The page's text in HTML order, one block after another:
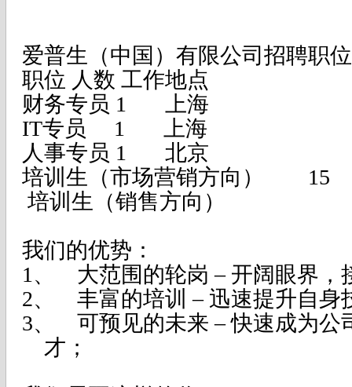
爱普生（中国）有限公司招聘职位
职位 人数 工作地点
财务专员 1 上海
IT专员 1 上海
人事专员 1 北京
培训生（市场营销方向） 15
培训生（销售方向）
我们的优势：
1、 大范围的轮岗 – 开阔眼界，
2、 丰富的培训 – 迅速提升自身
3、 可预见的未来 –快速成为公
才；